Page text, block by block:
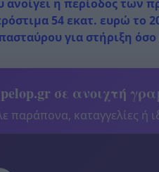
ανοίγει η περίοδος των
54 εκατ. ευρώ το
για στήριξη
σε ανοιχτή
καταγγελίες ή